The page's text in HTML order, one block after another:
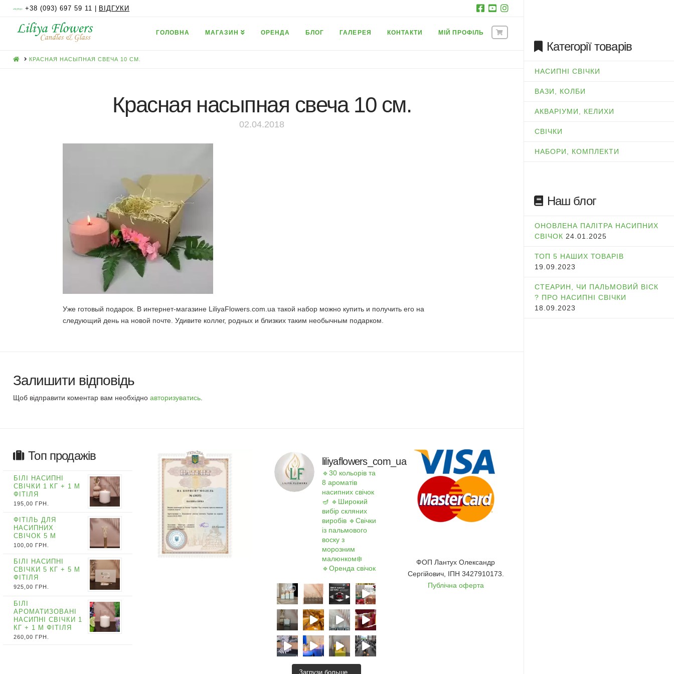
+38 (093) 697 59 11 | ВІДГУКИ
ГОЛОВНА МАГАЗИН ОРЕНДА БЛОГ ГАЛЕРЕЯ КОНТАКТИ МІЙ ПРОФІЛЬ
HOMEКРАСНАЯ НАСЫПНАЯ СВЕЧА 10 СМ.
Красная насыпная свеча 10 см.
02.04.2018
Уже готовый подарок. В интернет-магазине LiliyaFlowers.com.ua такой набор можно купить и получить его на
следующий день на новой почте. Удивите коллег, родных и близких таким необычным подарком.
Залишити відповідь
Щоб відправити коментар вам необхідноавторизуватись
Категорії товарів
НАСИПНІ СВІЧКИ
ВАЗИ, КОЛБИ
АКВАРІУМИ, КЕЛИХИ
СВІЧКИ
НАБОРИ, КОМПЛЕКТИ
Наш блог
ОНОВЛЕНА ПАЛІТРА НАСИПНИХ
СВІЧОК 24.01.2025
ТОП 5 НАШИХ ТОВАРІВ
19.09.2023
СТЕАРИН, ЧИ ПАЛЬМОВИЙ ВІСК
? ПРО НАСИПНІ СВІЧКИ
18.09.2023
Топ продажів
БІЛІ НАСИПНІ
СВІЧКИ 1 КГ + 1 М
ФІТІЛЯ
195,00 ГРН.
ФІТІЛЬ ДЛЯ
НАСИПНИХ
СВІЧОК 5 М
100,00 ГРН.
БІЛІ НАСИПНІ
СВІЧКИ 5 КГ + 5 М
ФІТІЛЯ
925,00 ГРН.
БІЛІ
АРОМАТИЗОВАНІ
НАСИПНІ СВІЧКИ 1
КГ + 1 М ФІТІЛЯ
260,00 ГРН.
liliyaflowers_com_ua
🔹30 кольорів та
8 ароматів
насипних свічок
🪔 🔹Широкий
вибір скляних
виробів🔹Свічки
із пальмового
воску з
морозним
малюнком❄️
🔹Оренда свічок
Загрузи больше…
ФОП Лантух Олександр
Сергійович, ІПН 3427910173.
Публічна оферта